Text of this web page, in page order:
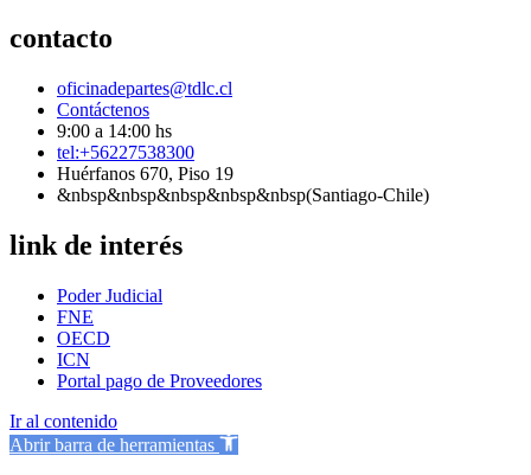
contacto
oficinadepartes@tdlc.cl
Contáctenos
9:00 a 14:00 hs
tel:+56227538300
Huérfanos 670, Piso 19
&nbsp&nbsp&nbsp&nbsp&nbsp(Santiago-Chile)
link de interés
Poder Judicial
FNE
OECD
ICN
Portal pago de Proveedores
Ir al contenido
Abrir barra de herramientas